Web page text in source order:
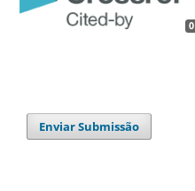
0
Enviar Submissão